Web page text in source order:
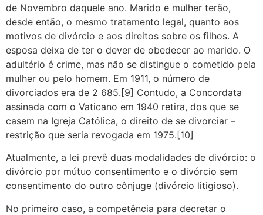
de Novembro daquele ano. Marido e mulher terão,
desde então, o mesmo tratamento legal, quanto aos
motivos de divórcio e aos direitos sobre os filhos. A
esposa deixa de ter o dever de obedecer ao marido. O
adultério é crime, mas não se distingue o cometido pela
mulher ou pelo homem. Em 1911, o número de
divorciados era de 2 685.[9] Contudo, a Concordata
assinada com o Vaticano em 1940 retira, dos que se
casem na Igreja Católica, o direito de se divorciar –
restrição que seria revogada em 1975.[10]
Atualmente, a lei prevê duas modalidades de divórcio: o
divórcio por mútuo consentimento e o divórcio sem
consentimento do outro cônjuge (divórcio litigioso).
No primeiro caso, a competência para decretar o